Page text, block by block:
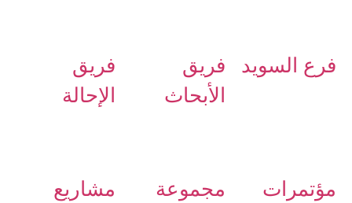
فرع السويد
فريق
الأبحاث
فريق
الإحالة
مؤتمرات مجموعة مشاريع